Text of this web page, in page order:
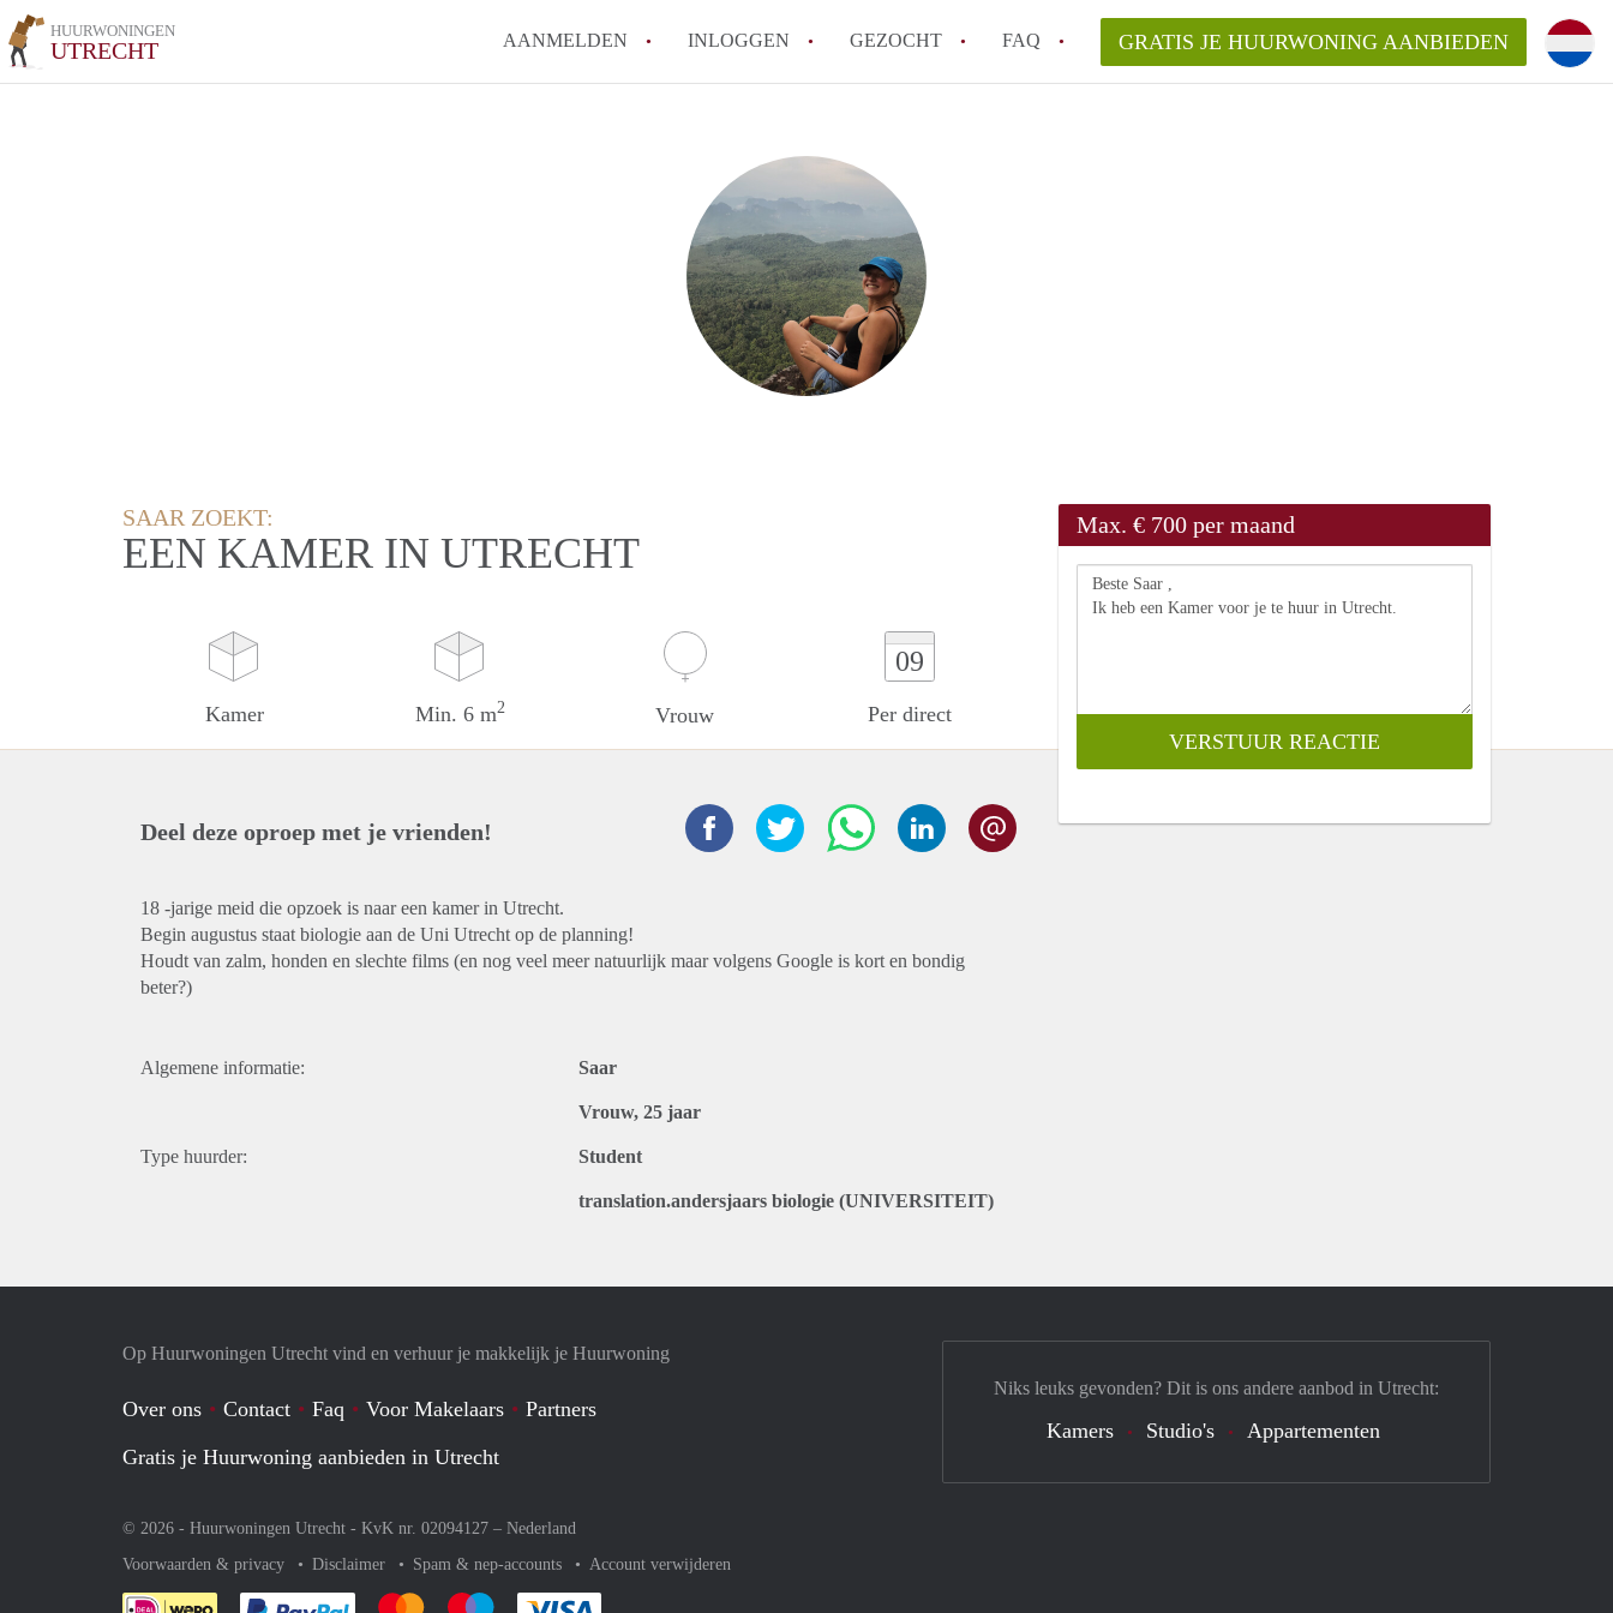
HUURWONINGEN
UTRECHT AANMELDEN INLOGGEN GEZOCHT FAQ
How to translate HuurwoningenUtrecht!
Wat is HuurwoningenUtrecht?
Hoeveel kost het om te reageren op een Huurwoning in Utrecht?
Wat is de privacyverklaring van HuurwoningenUtrecht?
Berekent HuurwoningenUtrecht
makelaarsvergoeding/bemiddelingsvergoeding?
Alle veelgestelde vragen
GRATIS JE HUURWONING AANBIEDEN
SAAR ZOEKT:
EEN KAMER IN UTRECHT
Kamer Min. 6 m2 Vrouw
09
Per direct
Max. € 700 per maand
Deel deze oproep met je vrienden!
18 -jarige meid die opzoek is naar een kamer in Utrecht.
Begin augustus staat biologie aan de Uni Utrecht op de planning!
Houdt van zalm, honden en slechte films (en nog veel meer natuurlijk maar volgens Google is kort en bondig
beter?)
Algemene informatie: Saar
Vrouw, 25 jaar
Type huurder: Student
translation.andersjaars biologie (UNIVERSITEIT)
Op Huurwoningen Utrecht vind en verhuur je makkelijk je Huurwoning
Over ons Contact Faq Voor Makelaars
Partners
Gratis je Huurwoning aanbieden in Utrecht
© 2026 - Huurwoningen Utrecht - KvK nr. 02094127 – Nederland
Voorwaarden & privacy
Disclaimer Spam & nep-accounts Account verwijderen
Niks leuks gevonden? Dit is ons andere aanbod in Utrecht:
Kamers Studio's Appartementen